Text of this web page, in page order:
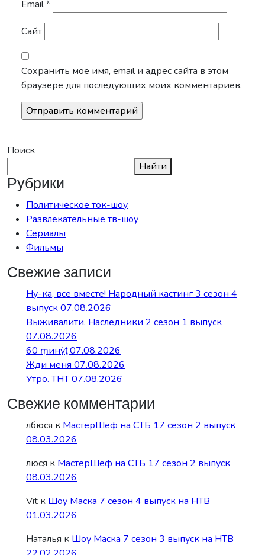
Email*
Сайт
Сохранить моё имя, email и адрес сайта в этом
браузере для последующих моих комментариев.
Поиск
Найти
Рубрики
Политическое ток-шоу
Развлекательные тв-шоу
Сериалы
Фильмы
Свежие записи
Ну-ка, все вместе! Народный кастинг 3 сезон 4
выпуск 07.08.2026
Выживалити. Наследники 2 сезон 1 выпуск
07.08.2026
60 ṃинẏƫ 07.08.2026
Жди меня 07.08.2026
Утро. ТНТ 07.08.2026
Свежие комментарии
лбюся к МастерШеф на СТБ 17 сезон 2 выпуск
08.03.2026
люся к МастерШеф на СТБ 17 сезон 2 выпуск
08.03.2026
Vit к Шоу Маска 7 сезон 4 выпуск на НТВ
01.03.2026
Наталья к Шоу Маска 7 сезон 3 выпуск на НТВ